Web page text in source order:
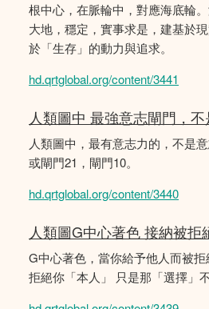
根中心，在脈輪中，對應海底輪
大地，穩定，實事求是，建基於
於「生存」的動力與追求。
hd.qrtglobal.org/content/3441
人類圖中 最強意志閘門，
人類圖中，最有意志力的，不是
或閘門21，閘門10。
hd.qrtglobal.org/content/3440
人類圖G中心著色 接納被拒
G中心著色，當你給予他人而被
拒絕你「本人」 只是那「選擇」